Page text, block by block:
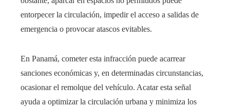
entorpecer la circulación, impedir el acceso a salidas de
emergencia o provocar atascos evitables.
En Panamá, cometer esta infracción puede acarrear
sanciones económicas y, en determinadas circunstancias,
ocasionar el remolque del vehículo. Acatar esta señal
ayuda a optimizar la circulación urbana y minimiza los